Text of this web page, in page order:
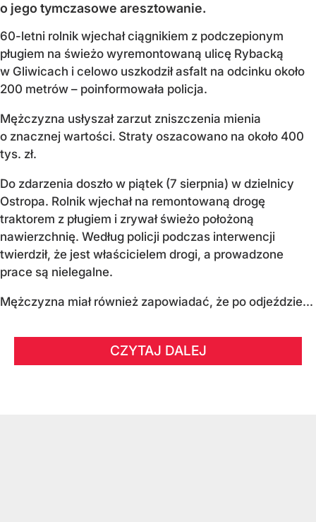
o jego tymczasowe aresztowanie.
60-letni rolnik wjechał ciągnikiem z podczepionym
pługiem na świeżo wyremontowaną ulicę Rybacką
w Gliwicach i celowo uszkodził asfalt na odcinku około
200 metrów – poinformowała policja.
Mężczyzna usłyszał zarzut zniszczenia mienia
o znacznej wartości. Straty oszacowano na około 400
tys. zł.
Do zdarzenia doszło w piątek (7 sierpnia) w dzielnicy
Ostropa. Rolnik wjechał na remontowaną drogę
traktorem z pługiem i zrywał świeżo położoną
nawierzchnię. Według policji podczas interwencji
twierdził, że jest właścicielem drogi, a prowadzone
prace są nielegalne.
Mężczyzna miał również zapowiadać, że po odjeździe...
CZYTAJ DALEJ